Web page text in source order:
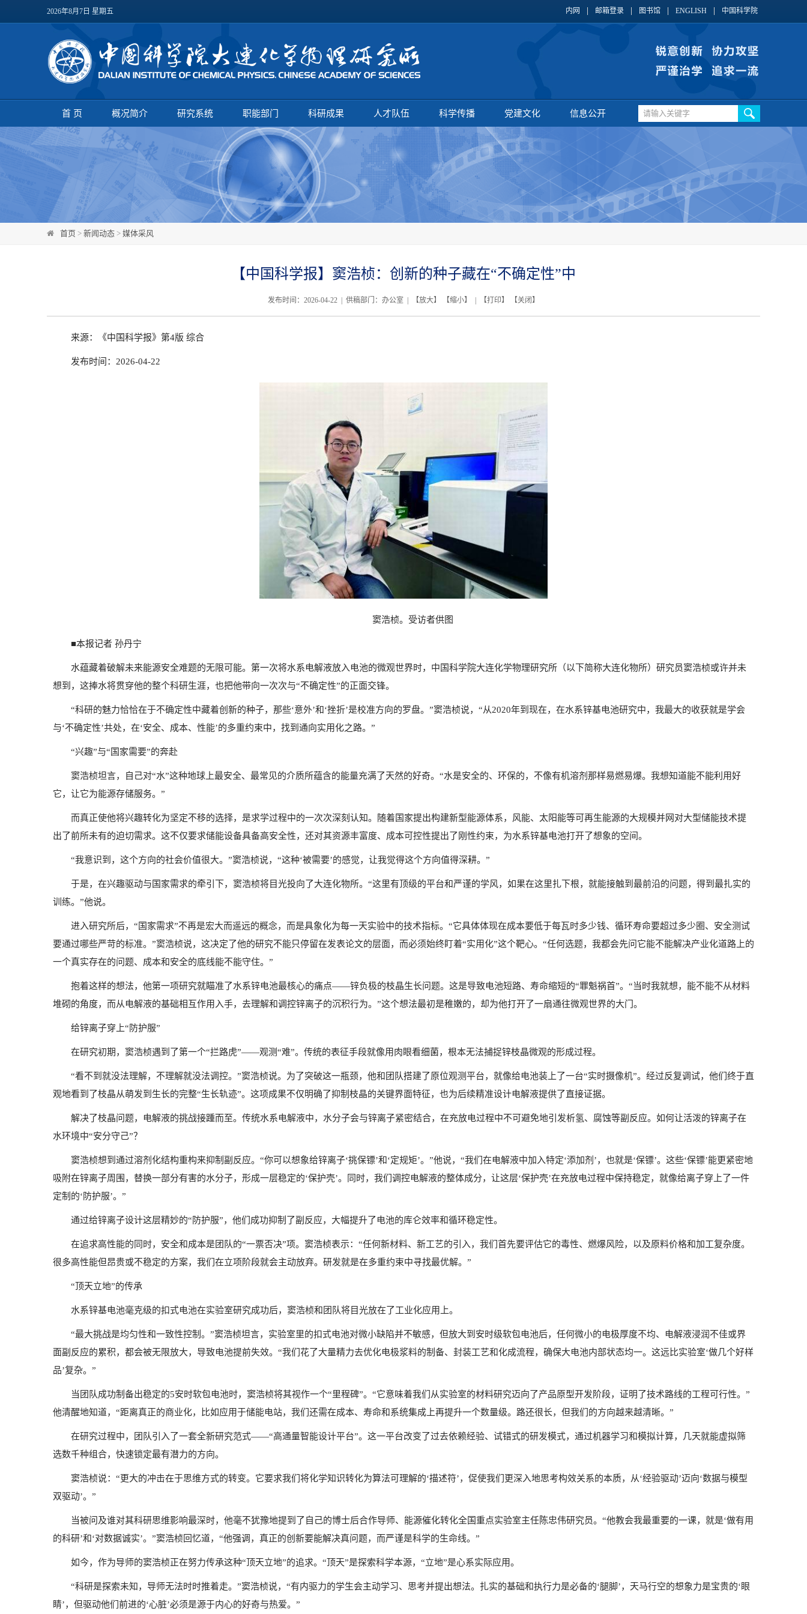
2026年8月7日 星期五 内网 邮箱登录 图书馆 ENGLISH 中国科学院
首 页 概况简介 研究系统 职能部门 科研成果 人才队伍 科学传播 党建文化 信息公开
首页 > 新闻动态 > 媒体采风
【中国科学报】窦浩桢：创新的种子藏在“不确定性”中
发布时间：2026-04-22 | 供稿部门：办公室 | 【放大】 【缩小】 | 【打印】 【关闭 】
来源：《中国科学报》第4版 综合
发布时间：2026-04-22
窦浩桢。受访者供图
■本报记者 孙丹宁
水蕴藏着破解未来能源安全难题的无限可能。第一次将水系电解液放入电池的微观世界时，中国科学院大连化学物理研究所（以下简称大连化物所）研究员窦浩桢或许并未
想到，这捧水将贯穿他的整个科研生涯，也把他带向一次次与“不确定性”的正面交锋。
“科研的魅力恰恰在于不确定性中藏着创新的种子，那些‘意外’和‘挫折’是校准方向的罗盘。”窦浩桢说，“从2020年到现在，在水系锌基电池研究中，我最大的收获就是学会
与‘不确定性’共处，在‘安全、成本、性能’的多重约束中，找到通向实用化之路。”
“兴趣”与“国家需要”的奔赴
窦浩桢坦言，自己对“水”这种地球上最安全、最常见的介质所蕴含的能量充满了天然的好奇。“水是安全的、环保的，不像有机溶剂那样易燃易爆。我想知道能不能利用好
它，让它为能源存储服务。”
而真正使他将兴趣转化为坚定不移的选择，是求学过程中的一次次深刻认知。随着国家提出构建新型能源体系，风能、太阳能等可再生能源的大规模并网对大型储能技术提
出了前所未有的迫切需求。这不仅要求储能设备具备高安全性，还对其资源丰富度、成本可控性提出了刚性约束，为水系锌基电池打开了想象的空间。
“我意识到，这个方向的社会价值很大。”窦浩桢说，“这种‘被需要’的感觉，让我觉得这个方向值得深耕。”
于是，在兴趣驱动与国家需求的牵引下，窦浩桢将目光投向了大连化物所。“这里有顶级的平台和严谨的学风，如果在这里扎下根，就能接触到最前沿的问题，得到最扎实的
训练。”他说。
进入研究所后，“国家需求”不再是宏大而遥远的概念，而是具象化为每一天实验中的技术指标。“它具体体现在成本要低于每瓦时多少钱、循环寿命要超过多少圈、安全测试
要通过哪些严苛的标准。”窦浩桢说，这决定了他的研究不能只停留在发表论文的层面，而必须始终盯着“实用化”这个靶心。“任何选题，我都会先问它能不能解决产业化道路上的
一个真实存在的问题、成本和安全的底线能不能守住。”
抱着这样的想法，他第一项研究就瞄准了水系锌电池最核心的痛点——锌负极的枝晶生长问题。这是导致电池短路、寿命缩短的“罪魁祸首”。“当时我就想，能不能不从材料
堆砌的角度，而从电解液的基础相互作用入手，去理解和调控锌离子的沉积行为。”这个想法最初是稚嫩的，却为他打开了一扇通往微观世界的大门。
给锌离子穿上“防护服”
在研究初期，窦浩桢遇到了第一个“拦路虎”——观测“难”。传统的表征手段就像用肉眼看细菌，根本无法捕捉锌枝晶微观的形成过程。
“看不到就没法理解，不理解就没法调控。”窦浩桢说。为了突破这一瓶颈，他和团队搭建了原位观测平台，就像给电池装上了一台“实时摄像机”。经过反复调试，他们终于直
观地看到了枝晶从萌发到生长的完整“生长轨迹”。这项成果不仅明确了抑制枝晶的关键界面特征，也为后续精准设计电解液提供了直接证据。
解决了枝晶问题，电解液的挑战接踵而至。传统水系电解液中，水分子会与锌离子紧密结合，在充放电过程中不可避免地引发析氢、腐蚀等副反应。如何让活泼的锌离子在
水环境中“安分守己”？
窦浩桢想到通过溶剂化结构重构来抑制副反应。“你可以想象给锌离子‘挑保镖’和‘定规矩’。”他说，“我们在电解液中加入特定‘添加剂’，也就是‘保镖’。这些‘保镖’能更紧密地
吸附在锌离子周围，替换一部分有害的水分子，形成一层稳定的‘保护壳’。同时，我们调控电解液的整体成分，让这层‘保护壳’在充放电过程中保持稳定，就像给离子穿上了一件
定制的‘防护服’。”
通过给锌离子设计这层精妙的“防护服”，他们成功抑制了副反应，大幅提升了电池的库仑效率和循环稳定性。
在追求高性能的同时，安全和成本是团队的“一票否决”项。窦浩桢表示：“任何新材料、新工艺的引入，我们首先要评估它的毒性、燃爆风险，以及原料价格和加工复杂度。
很多高性能但昂贵或不稳定的方案，我们在立项阶段就会主动放弃。研发就是在多重约束中寻找最优解。”
“顶天立地”的传承
水系锌基电池毫克级的扣式电池在实验室研究成功后，窦浩桢和团队将目光放在了工业化应用上。
“最大挑战是均匀性和一致性控制。”窦浩桢坦言，实验室里的扣式电池对微小缺陷并不敏感，但放大到安时级软包电池后，任何微小的电极厚度不均、电解液浸润不佳或界
面副反应的累积，都会被无限放大，导致电池提前失效。“我们花了大量精力去优化电极浆料的制备、封装工艺和化成流程，确保大电池内部状态均一。这远比实验室‘做几个好样
品’复杂。”
当团队成功制备出稳定的5安时软包电池时，窦浩桢将其视作一个“里程碑”。“它意味着我们从实验室的材料研究迈向了产品原型开发阶段，证明了技术路线的工程可行性。”
他清醒地知道，“距离真正的商业化，比如应用于储能电站，我们还需在成本、寿命和系统集成上再提升一个数量级。路还很长，但我们的方向越来越清晰。”
在研究过程中，团队引入了一套全新研究范式——“高通量智能设计平台”。这一平台改变了过去依赖经验、试错式的研发模式，通过机器学习和模拟计算，几天就能虚拟筛
选数千种组合，快速锁定最有潜力的方向。
窦浩桢说：“更大的冲击在于思维方式的转变。它要求我们将化学知识转化为算法可理解的‘描述符’，促使我们更深入地思考构效关系的本质，从‘经验驱动’迈向‘数据与模型
双驱动’。”
当被问及谁对其科研思维影响最深时，他毫不犹豫地提到了自己的博士后合作导师、能源催化转化全国重点实验室主任陈忠伟研究员。“他教会我最重要的一课，就是‘做有用
的科研’和‘对数据诚实’。”窦浩桢回忆道，“他强调，真正的创新要能解决真问题，而严谨是科学的生命线。”
如今，作为导师的窦浩桢正在努力传承这种“顶天立地”的追求。“顶天”是探索科学本源，“立地”是心系实际应用。
“科研是探索未知，导师无法时时推着走。”窦浩桢说，“有内驱力的学生会主动学习、思考并提出想法。扎实的基础和执行力是必备的‘腿脚’，天马行空的想象力是宝贵的‘眼
睛’，但驱动他们前进的‘心脏’必须是源于内心的好奇与热爱。”